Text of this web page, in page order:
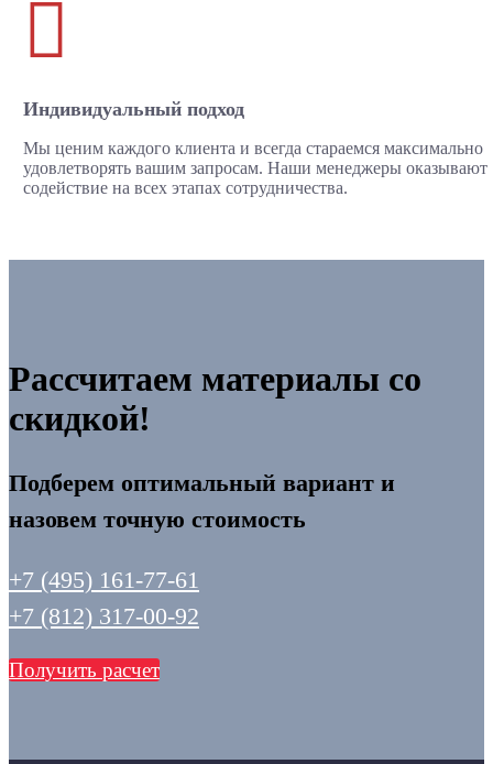

Индивидуальный подход
Мы ценим каждого клиента и всегда стараемся максимально
удовлетворять вашим запросам. Наши менеджеры оказывают
содействие на всех этапах сотрудничества.
Рассчитаем материалы со
скидкой!
Подберем оптимальный вариант и
назовем точную стоимость
+7 (495) 161-77-61
+7 (812) 317-00-92
Получить расчет